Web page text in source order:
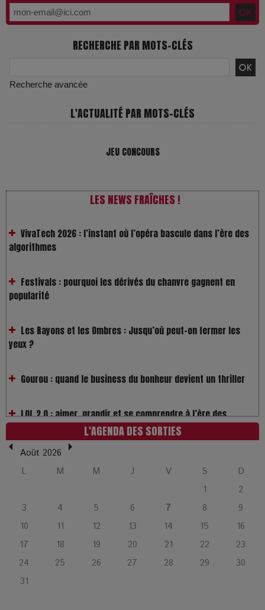
RECHERCHE PAR MOTS-CLÉS
Recherche avancée
L'ACTUALITÉ PAR MOTS-CLÉS
JEU CONCOURS
LES NEWS FRAÎCHES !
algorithmes
popularité
yeux ?
réseaux
L’Affaire Bojarski : entre faux billets et vraie tragédie
L’or blanc à la croisée des chemins : Rumilly interroge
l’avenir de la montagne française
La Femme de Ménage : Plongez dans le thriller
psychologique qui a conquis le monde !
L'AGENDA DES SORTIES
Août 2026
L
M M J V S
D
1
2
3
4 5 6 7 8
9
10
11 12 13 14 15
16
17
18 19 20 21 22
23
24
25 26 27 28 29
30
31